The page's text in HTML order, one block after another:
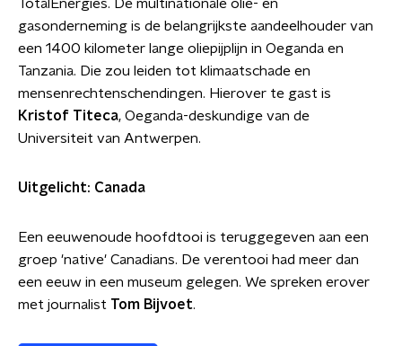
TotalEnergies. De multinationale olie- en
gasonderneming is de belangrijkste aandeelhouder van
een 1400 kilometer lange oliepijplijn in Oeganda en
Tanzania. Die zou leiden tot klimaatschade en
mensenrechtenschendingen. Hierover te gast is
Kristof Titeca, Oeganda-deskundige van de
Universiteit van Antwerpen.
Uitgelicht: Canada
Een eeuwenoude hoofdtooi is teruggegeven aan een
groep 'native' Canadians. De verentooi had meer dan
een eeuw in een museum gelegen. We spreken erover
met journalist Tom Bijvoet.